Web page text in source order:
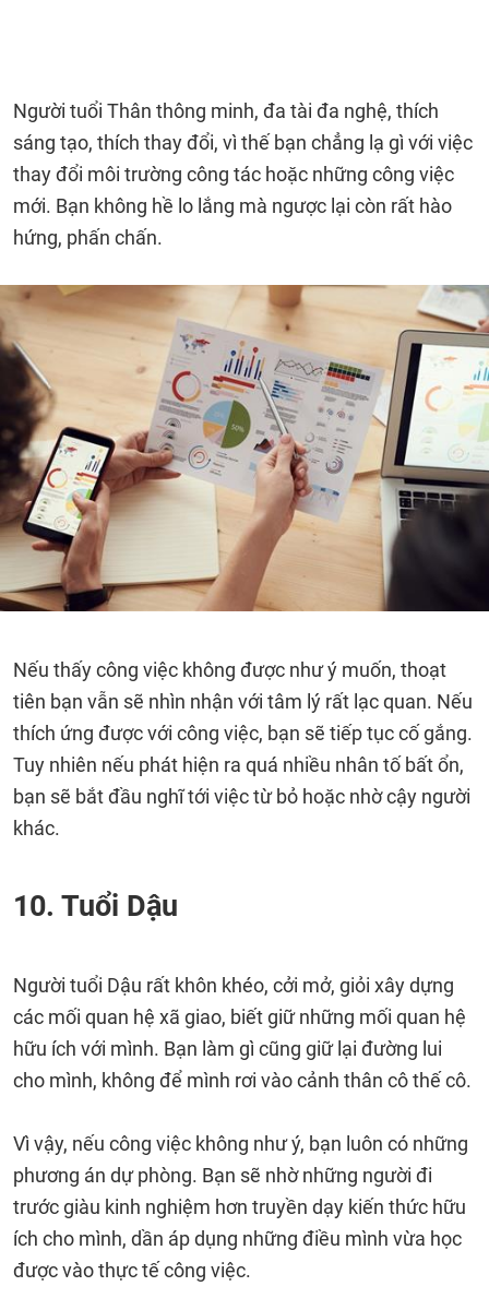
Người tuổi Thân thông minh, đa tài đa nghệ, thích
sáng tạo, thích thay đổi, vì thế bạn chẳng lạ gì với việc
thay đổi môi trường công tác hoặc những công việc
mới. Bạn không hề lo lắng mà ngược lại còn rất hào
hứng, phấn chấn.
Nếu thấy công việc không được như ý muốn, thoạt
tiên bạn vẫn sẽ nhìn nhận với tâm lý rất lạc quan. Nếu
thích ứng được với công việc, bạn sẽ tiếp tục cố gắng.
Tuy nhiên nếu phát hiện ra quá nhiều nhân tố bất ổn,
bạn sẽ bắt đầu nghĩ tới việc từ bỏ hoặc nhờ cậy người
khác.
10. Tuổi Dậu
Người tuổi Dậu rất khôn khéo, cởi mở, giỏi xây dựng
các mối quan hệ xã giao, biết giữ những mối quan hệ
hữu ích với mình. Bạn làm gì cũng giữ lại đường lui
cho mình, không để mình rơi vào cảnh thân cô thế cô.
Vì vậy, nếu công việc không như ý, bạn luôn có những
phương án dự phòng. Bạn sẽ nhờ những người đi
trước giàu kinh nghiệm hơn truyền dạy kiến thức hữu
ích cho mình, dần áp dụng những điều mình vừa học
được vào thực tế công việc.